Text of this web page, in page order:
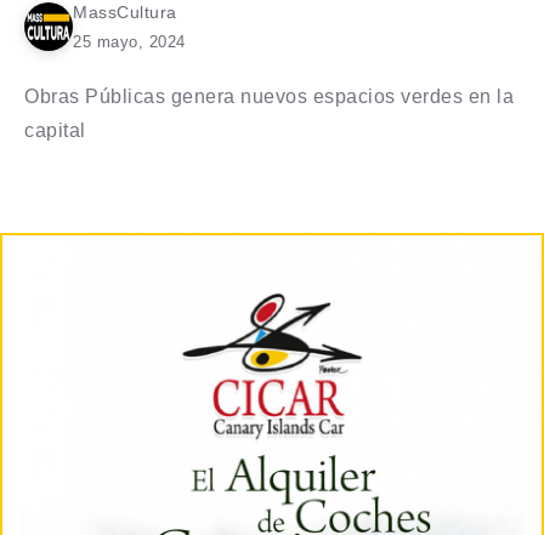
MassCultura
25 mayo, 2024
Obras Públicas genera nuevos espacios verdes en la
capital